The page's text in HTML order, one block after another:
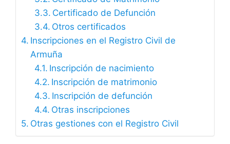
Certificado de Defunción
Otros certificados
Inscripciones en el Registro Civil de
Armuña
Inscripción de nacimiento
Inscripción de matrimonio
Inscripción de defunción
Otras inscripciones
Otras gestiones con el Registro Civil